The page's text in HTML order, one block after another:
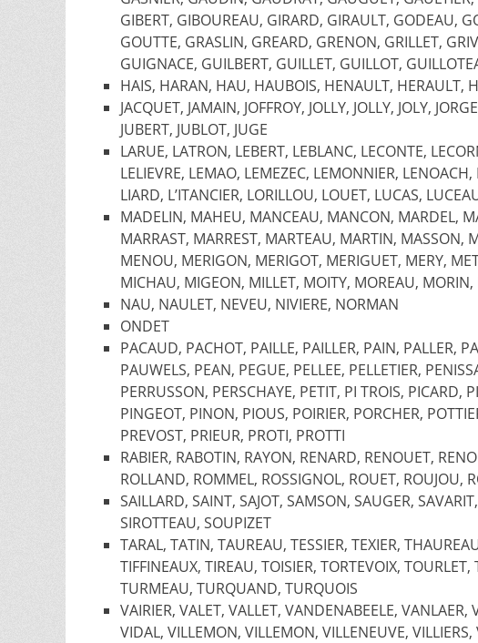
GIBERT, GIBOUREAU, GIRARD, GIRAULT, GODEAU,
GOUTTE, GRASLIN, GREARD, GRENON, GRILLET,
GUIGNACE, GUILBERT, GUILLET, GUILLOT,
HAIS, HARAN, HAU, HAUBOIS, HENAULT, HERAULT,
JACQUET, JAMAIN, JOFFROY, JOLLY, JOLLY, JOLY,
JUBERT, JUBLOT, JUGE
LARUE, LATRON, LEBERT, LEBLANC, LECONTE,
LELIEVRE, LEMAO, LEMEZEC, LEMONNIER,
LIARD, L’ITANCIER, LORILLOU, LOUET, LUCAS,
MADELIN, MAHEU, MANCEAU, MANCON, MARDEL,
MARRAST, MARREST, MARTEAU, MARTIN,
MENOU, MERIGON, MERIGOT, MERIGUET, MERY,
MICHAU, MIGEON, MILLET, MOITY, MOREAU,
NAU, NAULET, NEVEU, NIVIERE, NORMAN
ONDET
PACAUD, PACHOT, PAILLE, PAILLER, PAIN, PALLER,
PAUWELS, PEAN, PEGUE, PELLEE, PELLETIER,
PERRUSSON, PERSCHAYE, PETIT, PI TROIS,
PINGEOT, PINON, PIOUS, POIRIER, PORCHER,
PREVOST, PRIEUR, PROTI, PROTTI
RABIER, RABOTIN, RAYON, RENARD, RENOUET,
ROLLAND, ROMMEL, ROSSIGNOL, ROUET, ROUJOU,
SAILLARD, SAINT, SAJOT, SAMSON, SAUGER,
SIROTTEAU, SOUPIZET
TARAL, TATIN, TAUREAU, TESSIER, TEXIER,
TIFFINEAUX, TIREAU, TOISIER, TORTEVOIX,
TURMEAU, TURQUAND, TURQUOIS
VAIRIER, VALET, VALLET, VANDENABEELE, VANLAER,
VIDAL, VILLEMON, VILLEMON, VILLENEUVE,